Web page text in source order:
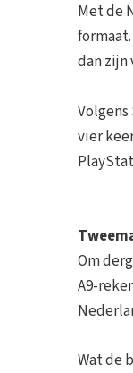
Met de
dan zijn
vier
Om
A9-
Wat de